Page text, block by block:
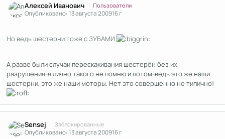
Алексей Иванович Пользователи
Опубликовано:13 августа 200916 г
Но ведь шестерни тоже с ЗУБАМИ
А разве были случаи перескакивания шестерён без их
разрушения-я лично такого не помню и потом-ведь это же наши
шестерни, это же наши моторы. Нет это совершенно не типично!
Sensej Заблокированные
Опубликовано:13 августа 200916 г